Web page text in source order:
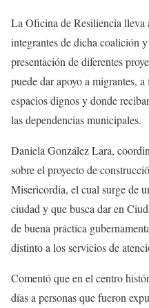
La Oficina de Resiliencia lleva
integrantes de dicha coalición
presentación de diferentes
puede dar apoyo a migrantes,
espacios dignos y donde
las dependencias municipales.
Daniela González Lara,
sobre el proyecto de
Misericordia, el cual surge de
ciudad y que busca dar en
de buena práctica
distinto a los servicios de
Comentó que en el centro
días a personas que fueron